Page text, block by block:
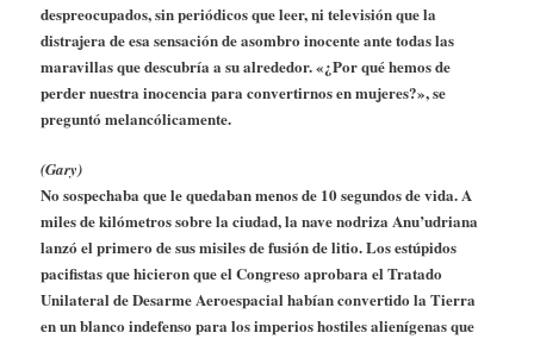
despreocupados, sin periódicos que leer, ni televisión que la
distrajera de esa sensación de asombro inocente ante todas las
maravillas que descubría a su alrededor. «¿Por qué hemos de
perder nuestra inocencia para convertirnos en mujeres?», se
preguntó melancólicamente.
(Gary)
No sospechaba que le quedaban menos de 10 segundos de vida. A
miles de kilómetros sobre la ciudad, la nave nodriza Anu’udriana
lanzó el primero de sus misiles de fusión de litio. Los estúpidos
pacifistas que hicieron que el Congreso aprobara el Tratado
Unilateral de Desarme Aeroespacial habían convertido la Tierra
en un blanco indefenso para los imperios hostiles alienígenas que